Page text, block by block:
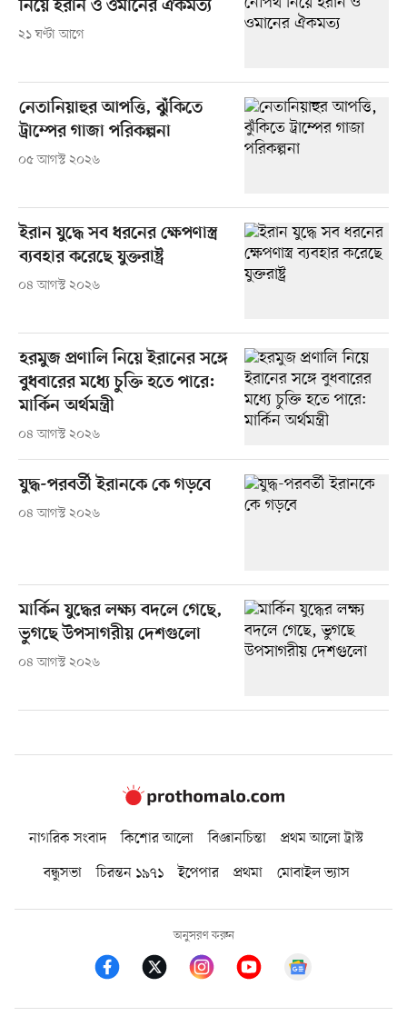
নিয়ে ইরান ও ওমানের ঐকমত্য
২১ ঘণ্টা আগে
নেতানিয়াহুর আপত্তি, ঝুঁকিতে
ট্রাম্পের গাজা পরিকল্পনা
০৫ আগস্ট ২০২৬
ইরান যুদ্ধে সব ধরনের ক্ষেপণাস্ত্র
ব্যবহার করেছে যুক্তরাষ্ট্র
০৪ আগস্ট ২০২৬
হরমুজ প্রণালি নিয়ে ইরানের সঙ্গে
বুধবারের মধ্যে চুক্তি হতে পারে:
মার্কিন অর্থমন্ত্রী
০৪ আগস্ট ২০২৬
যুদ্ধ-পরবর্তী ইরানকে কে গড়বে
০৪ আগস্ট ২০২৬
মার্কিন যুদ্ধের লক্ষ্য বদলে গেছে,
ভুগছে উপসাগরীয় দেশগুলো
০৪ আগস্ট ২০২৬
নাগরিক সংবাদ কিশোর আলো বিজ্ঞানচিন্তা
প্রথম আলো ট্রাস্ট
বন্ধুসভা
চিরন্তন ১৯৭১ ইপেপার প্রথমা মোবাইল ভ্যাস
অনুসরণ করুন